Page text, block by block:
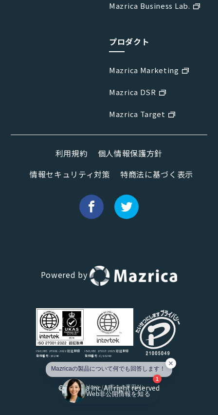
Mazrica Business Lab.
プロダクト
Mazrica Marketing
Mazrica DSR
Mazrica Target
利用規約
個人情報保護方針
情報セキュリティ対策
特商法に基づく表示
Powered by
ISO/IEC 27001:2022 認証取得
登録番号:16246
ISO/IEC 27017:2015 認証取得
登録番号:C/16246
©Mazrica Inc. All right reserved
Mazricaの製品について何でも
Mazricaの製品について何でも回答します！
Mazricaの製品について何でも回答します！
1
Hana（お客さま専用AI）
Web非公開情報を知る
Hana（お客さま専用AI） 新規会話
デモ予約 説明希望
※本チャットは、当社の公開情報・コンテンツに基づきAIが回答しています。
重要事項は担当者までご確認ください。
※個人情報（電話番号/メールアドレス/住所など）の入力はできません。